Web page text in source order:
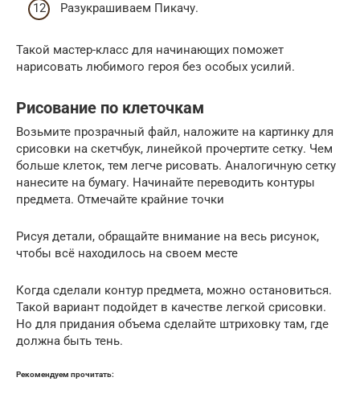
Разукрашиваем Пикачу.
Такой мастер-класс для начинающих поможет
нарисовать любимого героя без особых усилий.
Рисование по клеточкам
Возьмите прозрачный файл, наложите на картинку для
срисовки на скетчбук, линейкой прочертите сетку. Чем
больше клеток, тем легче рисовать. Аналогичную сетку
нанесите на бумагу. Начинайте переводить контуры
предмета. Отмечайте крайние точки
Рисуя детали, обращайте внимание на весь рисунок,
чтобы всё находилось на своем месте
Когда сделали контур предмета, можно остановиться.
Такой вариант подойдет в качестве легкой срисовки.
Но для придания объема сделайте штриховку там, где
должна быть тень.
Рекомендуем прочитать: